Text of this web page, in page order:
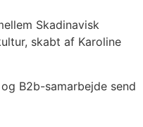
Skadinavisk
skabt af Karoline
B2b-samarbejde send